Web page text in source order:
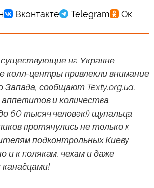
на Украине
колл-центры привлекли внимание
Запада, сообщают Texty.org.ua.
и количества
60 тысяч человек!) щупальца
протянулись не только к
подконтрольных Киеву
и к полякам, чехам и даже
канадцами!